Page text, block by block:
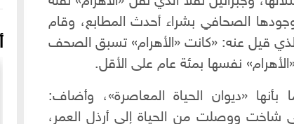
الصحافي بشراء أحدث المطابع، وقام
قيل عنه: «كانت «الأهرام» تسبق الصحف
نفسها بمئة عام على الأقل.
«ديوان الحياة المعاصرة»، وأضاف:
شاخت ووصلت من الحياة إلى أرذل العمر،